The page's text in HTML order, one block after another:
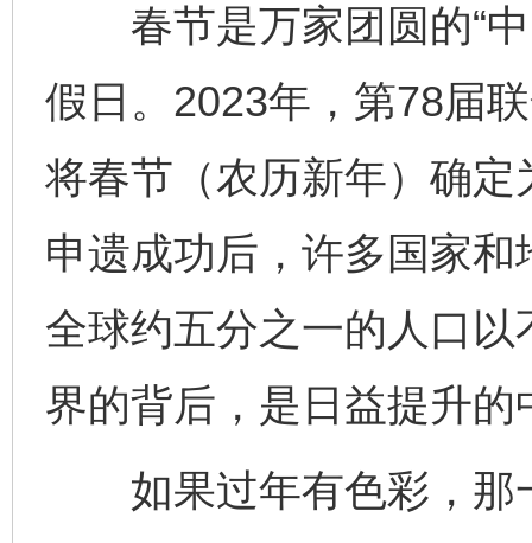
春节是万家团圆的“中
假日。2023年，第78届
将春节（农历新年）确
申遗成功后，许多国家
全球约五分之一的人口
界的背后，是日益提升
如果过年有色彩，那